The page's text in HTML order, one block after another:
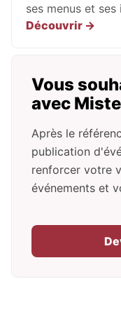
ses menus et
Vous
avec
Après le
publication
renforcer votre
événements et